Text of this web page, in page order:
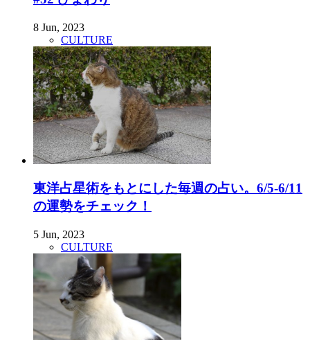
8 Jun, 2023
CULTURE
東洋占星術をもとにした毎週の占い。6/5-6/11
の運勢をチェック！
5 Jun, 2023
CULTURE